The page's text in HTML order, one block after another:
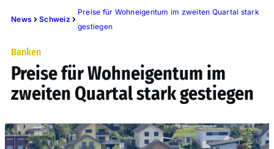
News Schweiz
Preise für Wohneigentum im zweiten Quartal stark
gestiegen
Banken
Preise für Wohneigentum im
zweiten Quartal stark gestiegen